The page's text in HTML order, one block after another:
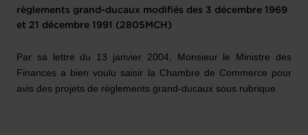
GRAND-DUCAL PORTANT
RÈGLEMENTS GRAND-
DUCAUX MODIFIÉS DES 3
règlements grand-ducaux modifiés des 3 décembre 1969
et 21 décembre 1991 (2805MCH)
Par sa lettre du 13 janvier 2004, Monsieur le Ministre des
Finances a bien voulu saisir la Chambre de Commerce pour
avis des projets de règlements grand-ducaux sous rubrique.